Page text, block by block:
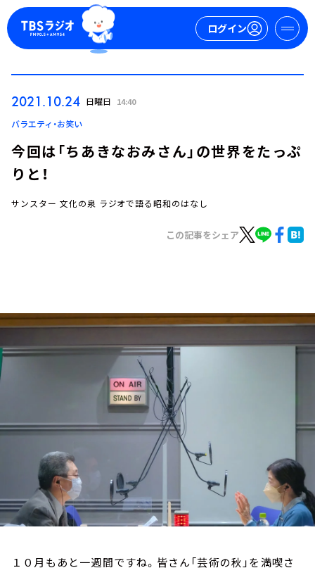
ログイン
ログイン
お知らせ
YouTube
2021.10.24 日曜日 14:40
バラエティ・お笑い
今回は「ちあきなおみさん」の世界をたっぷ
りと！
サンスター 文化の泉 ラジオで語る昭和のはなし
この記事をシェア
１０月もあと一週間ですね。皆さん「芸術の秋」を満喫さ